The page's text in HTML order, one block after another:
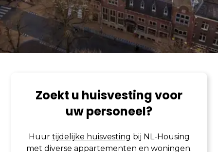
Zoekt u huisvesting voor
uw personeel?
Huur tijdelijke huisvesting bij NL-Housing
met diverse appartementen en woningen.